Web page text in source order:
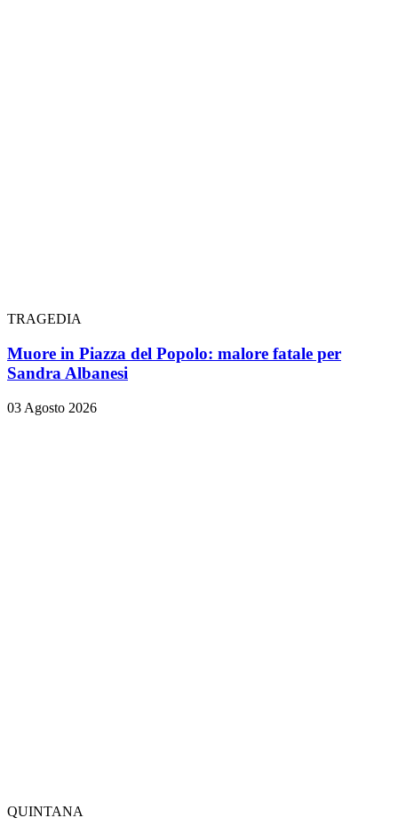
TRAGEDIA
Muore in Piazza del Popolo: malore fatale per
Sandra Albanesi
03 Agosto 2026
QUINTANA